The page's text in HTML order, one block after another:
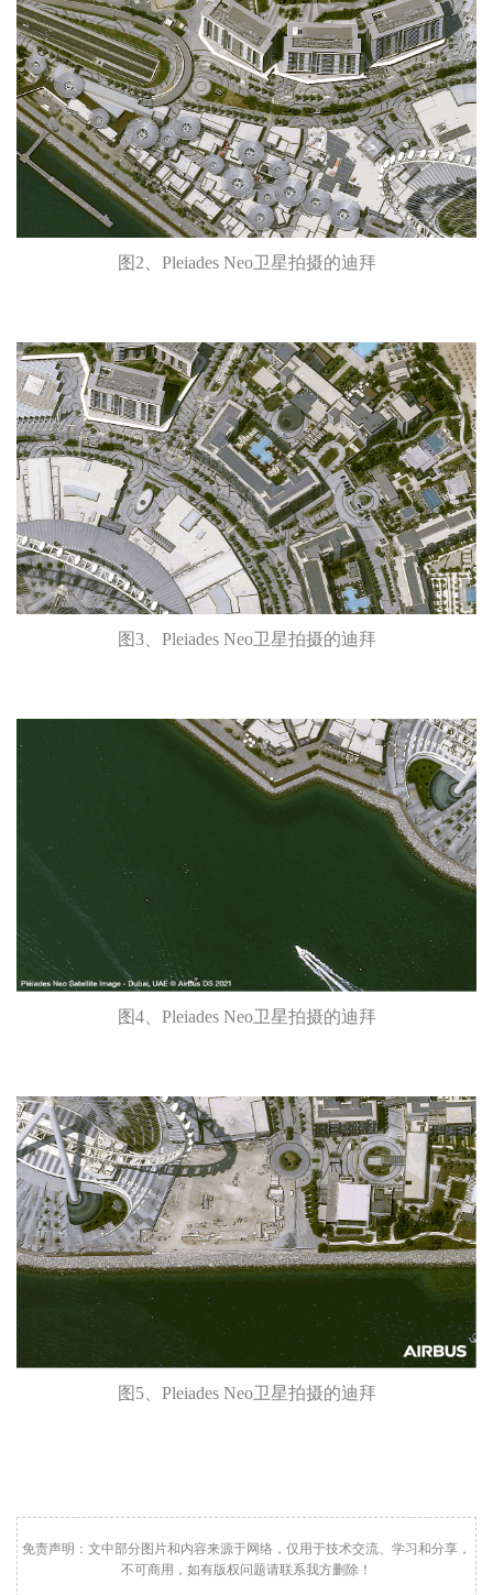
图2、Pleiades Neo卫星拍摄的迪拜
图3、Pleiades Neo卫星拍摄的迪拜
图4、Pleiades Neo卫星拍摄的迪拜
图5、Pleiades Neo卫星拍摄的迪拜
免责声明：文中部分图片和内容来源于网络，仅用于技术交流、学习和分享，
不可商用，如有版权问题请联系我方删除！